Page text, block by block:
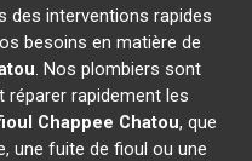
des interventions rapides
besoins en matière de
. Nos plombiers sont
rapidement les
Chappee Chatou, que
une fuite de fioul ou une